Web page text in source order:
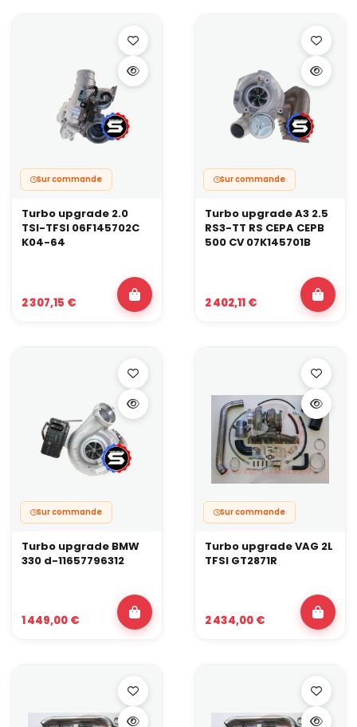
Sur commande
Turbo upgrade 2.0
TSI-TFSI 06F145702C
K04-64
2 307,15 €
Sur commande
Turbo upgrade A3 2.5
RS3-TT RS CEPA CEPB
500 CV 07K145701B
2 402,11 €
Sur commande
Turbo upgrade BMW
330 d-11657796312
1 449,00 €
Sur commande
Turbo upgrade VAG 2L
TFSI GT2871R
2 434,00 €